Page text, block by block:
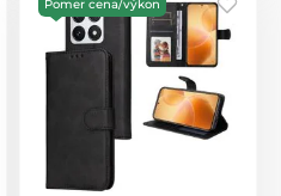
Pomer cena/výkon